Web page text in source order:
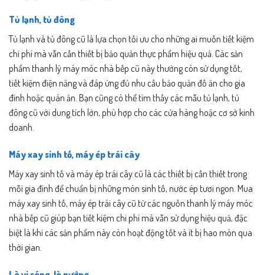
Tủ lạnh, tủ đông
Tủ lạnh và tủ đông cũ là lựa chọn tối ưu cho những ai muốn tiết kiệm
chi phí mà vẫn cần thiết bị bảo quản thực phẩm hiệu quả. Các sản
phẩm thanh lý máy móc nhà bếp cũ này thường còn sử dụng tốt,
tiết kiệm điện năng và đáp ứng đủ nhu cầu bảo quản đồ ăn cho gia
đình hoặc quán ăn. Bạn cũng có thể tìm thấy các mẫu tủ lạnh, tủ
đông cũ với dung tích lớn, phù hợp cho các cửa hàng hoặc cơ sở kinh
doanh.
Máy xay sinh tố, máy ép trái cây
Máy xay sinh tố và máy ép trái cây cũ là các thiết bị cần thiết trong
mỗi gia đình để chuẩn bị những món sinh tố, nước ép tươi ngon. Mua
máy xay sinh tố, máy ép trái cây cũ từ các nguồn thanh lý máy móc
nhà bếp cũ giúp bạn tiết kiệm chi phí mà vẫn sử dụng hiệu quả, đặc
biệt là khi các sản phẩm này còn hoạt động tốt và ít bị hao mòn qua
thời gian.